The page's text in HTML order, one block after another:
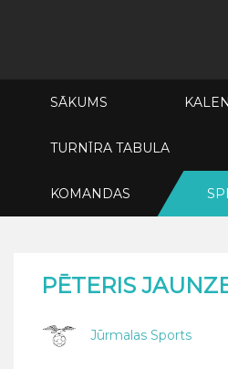
SĀKUMS
TURNĪRA TABULA
KOMANDAS
PĒTERIS
Jūrmalas Sports